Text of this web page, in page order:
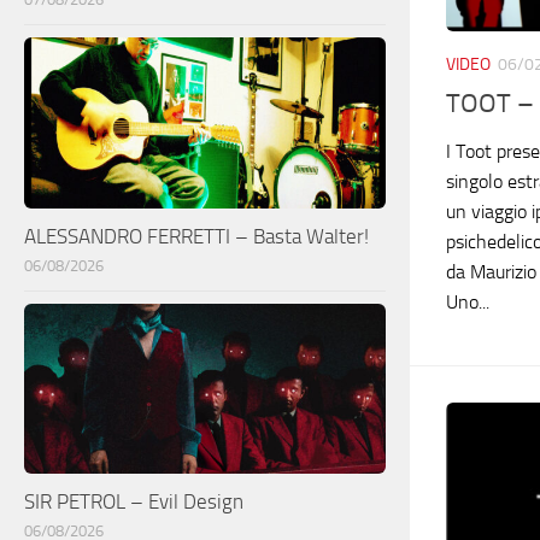
VIDEO 06/
TOOT
I Toot
singolo
un viaggio
da
Uno...
ALESSANDRO FERRETTI – Basta Walter!
06/08/2026
SIR PETROL – Evil Design
06/08/2026